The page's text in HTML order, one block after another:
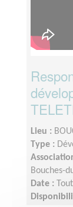
Lieu :
Type :
Bouches-
Date :